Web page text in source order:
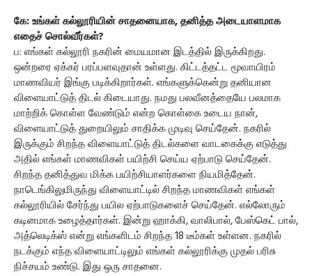
கே: உங்கள் கல்லூரியின் சாதனையாக, தனித்த அடையாளமாக
எதைச் சொல்வீர்கள்?
ப: எங்கள் கல்லூரி நகரின் மையமான இடத்தில் இருக்கிறது.
ஒன்றரை ஏக்கர் பரப்பளவுதான் உள்ளது. கிட்டத்தட்ட மூவாயிரம்
மாணவியர் இங்கு படிக்கிறார்கள். எங்களுக்கென்று தனியான
விளையாட்டுத் திடல் கிடையாது. நமது பலவீனத்தையே பலமாக
மாற்றிக் கொள்ள வேண்டும் என்ற கொள்கை உடைய நான்,
விளையாட்டுத் துறையிலும் சாதிக்க முடிவு செய்தேன். நகரில்
இருக்கும் சிறந்த விளையாட்டுத் திடல்களை வாடகைக்கு எடுத்து
அதில் எங்கள் மாணவிகள் பயிற்சி செய்ய ஏற்பாடு செய்தேன்.
சிறந்த தனித்துவ மிக்க பயிற்சியாளர்களை நியமித்தேன்.
நாடெங்கிலுமிருந்து விளையாட்டில் சிறந்த மாணவிகள் எங்கள்
கல்லூரியில் சேர்ந்து பயில ஏற்பாடுகளைச் செய்தேன். எல்லோரும்
கடினமாக உழைத்தார்கள். இன்று ஹாக்கி, வாலிபால், பேஸ்கெட் பால்,
அத்லெடிக்ஸ் என்று எங்களிடம் சிறந்த 18 டீம்கள் உள்ளன. நகரில்
நடக்கும் எந்த விளையாட்டிலும் எங்கள் கல்லூரிக்கு முதல் பரிசு
நிச்சயம் உண்டு. இது ஒரு சாதனை.